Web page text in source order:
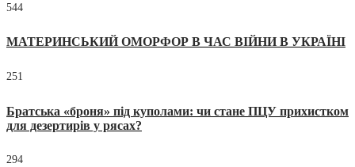
544
МАТЕРИНСЬКИЙ ОМОРФОР В ЧАС ВІЙНИ В УКРАЇНІ
251
Братська «броня» під куполами: чи стане ПЦУ прихистком
для дезертирів у рясах?
294